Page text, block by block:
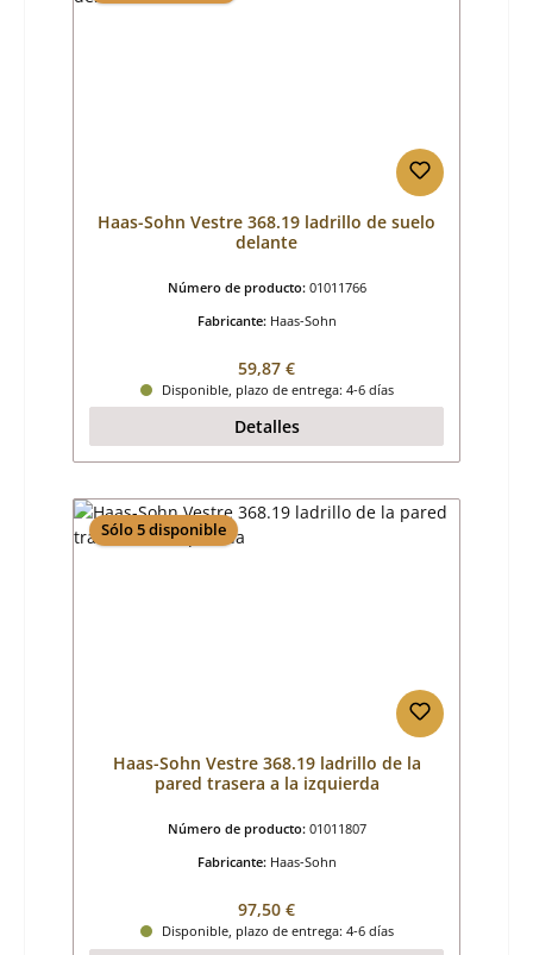
Haas-Sohn Vestre 368.19 ladrillo de suelo
delante
Número de producto: 01011766
Fabricante: Haas-Sohn
Precio normal:
59,87 €
Disponible, plazo de entrega: 4-6 días
Detalles
Sólo 5 disponible
Haas-Sohn Vestre 368.19 ladrillo de la
pared trasera a la izquierda
Número de producto: 01011807
Fabricante: Haas-Sohn
Precio normal:
97,50 €
Disponible, plazo de entrega: 4-6 días